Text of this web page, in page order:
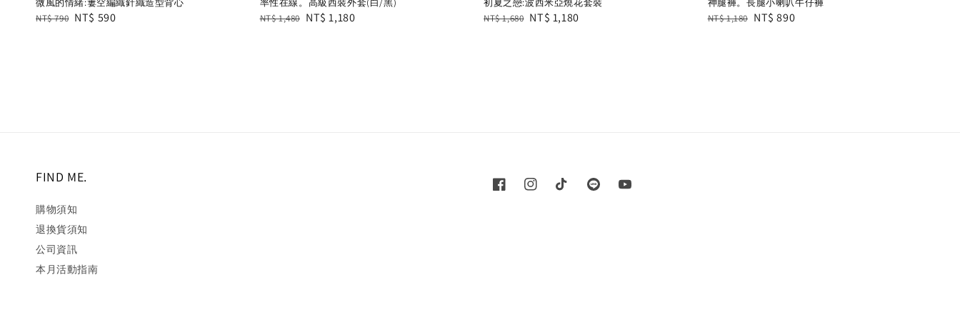
Regular
NT$ 790 Sale
NT$ 590
Regular
NT$ 1,480 Sale
NT$ 1,180
Regular
NT$ 1,680 Sale
NT$ 1,180
Regular
NT$ 1,180 Sale
NT$ 890
FIND ME.
購物須知
退換貨須知
公司資訊
本月活動指南